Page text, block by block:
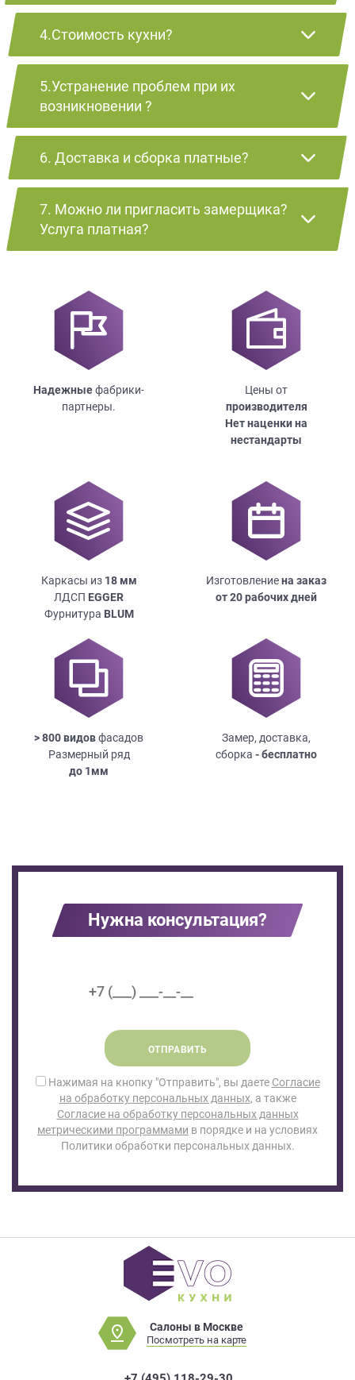
4.Стоимость кухни?
5.Устранение проблем при их
возникновении ?
6. Доставка и сборка платные?
7. Можно ли пригласить замерщика?
Услуга платная?
Надежныефабрики-
партнеры.
Цены от
производителя
Нет наценки на
нестандарты
Каркасы из 18мм
ЛДСП EGGER
Фурнитура BLUM
Изготовлениена заказ
от 20 рабочих дней
> 800 видовфасадов
Размерный ряд
до 1мм
Замер, доставка,
сборка - бесплатно
Нужна консультация?
ОТПРАВИТЬ
Нажимая на кнопку "Отправить", вы даете Согласие
на обработку персональных данных, а также
Согласие на обработку персональных данных
метрическими программами в порядке и на условиях
Политики обработки персональных данных.
Салоны в Москве
Посмотреть на карте